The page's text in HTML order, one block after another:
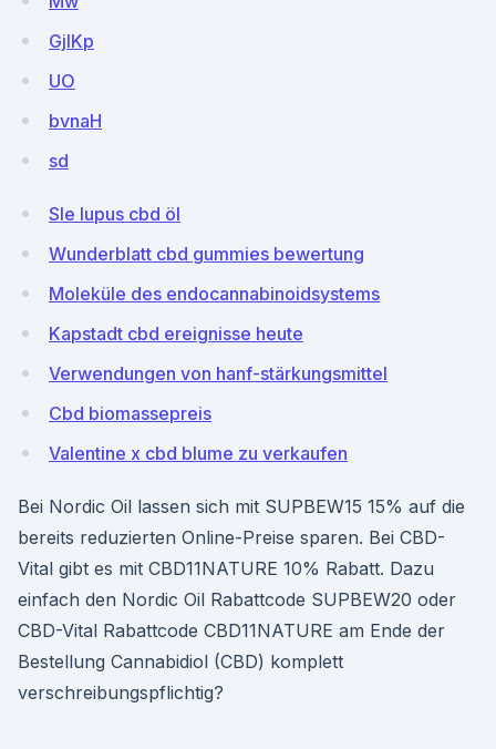
GjlKp
UO
bvnaH
sd
Sle lupus cbd öl
Wunderblatt cbd gummies bewertung
Moleküle des endocannabinoidsystems
Kapstadt cbd ereignisse heute
Verwendungen von hanf-stärkungsmittel
Cbd biomassepreis
Valentine x cbd blume zu verkaufen
Bei Nordic Oil lassen sich mit SUPBEW15 15% auf die
bereits reduzierten Online-Preise sparen. Bei CBD-
Vital gibt es mit CBD11NATURE 10% Rabatt. Dazu
einfach den Nordic Oil Rabattcode SUPBEW20 oder
CBD-Vital Rabattcode CBD11NATURE am Ende der
Bestellung Cannabidiol (CBD) komplett
verschreibungspflichtig?